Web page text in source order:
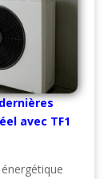
avec TF1